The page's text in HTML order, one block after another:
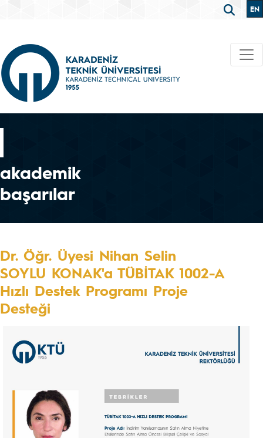
EN
akademik
başarılar
Dr. Öğr. Üyesi Nihan Selin
SOYLU KONAK'a TÜBİTAK 1002-A
Hızlı Destek Programı Proje
Desteği